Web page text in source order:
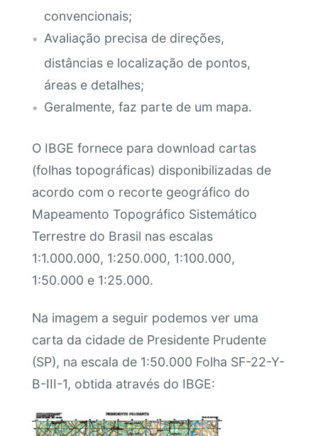
convencionais;
Avaliação precisa de direções,
distâncias e localização de pontos,
áreas e detalhes;
Geralmente, faz parte de um mapa.
O IBGE fornece para download cartas
(folhas topográficas) disponibilizadas de
acordo com o recorte geográfico do
Mapeamento Topográfico Sistemático
Terrestre do Brasil nas escalas
1:1.000.000, 1:250.000, 1:100.000,
1:50.000 e 1:25.000.
Na imagem a seguir podemos ver uma
carta da cidade de Presidente Prudente
(SP), na escala de 1:50.000 Folha SF-22-Y-
B-III-1, obtida através do IBGE: